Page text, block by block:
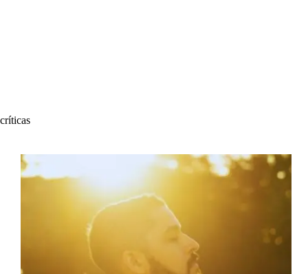
críticas